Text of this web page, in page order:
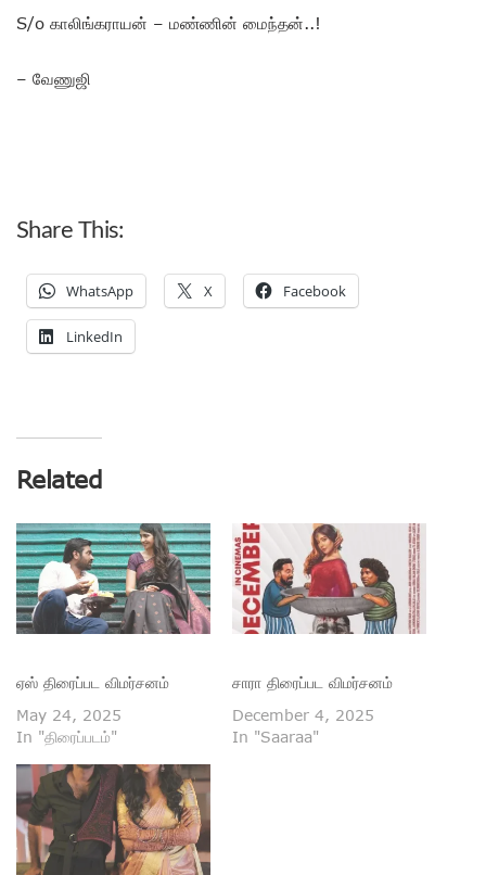
S/o காலிங்கராயன் – மண்ணின் மைந்தன்..!
– வேணுஜி
Share This:
WhatsApp X Facebook
LinkedIn
Related
ஏஸ் திரைப்பட விமர்சனம்
May 24, 2025
In "திரைப்படம்"
சாரா திரைப்பட விமர்சனம்
December 4, 2025
In "Saaraa"